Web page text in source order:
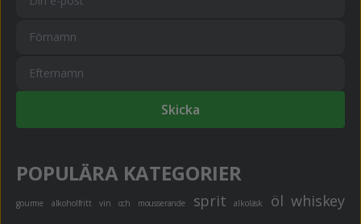
Skicka
POPULÄRA KATEGORIER
gourme alkoholfritt vin och mousserande sprit alkoläsk öl whiskey